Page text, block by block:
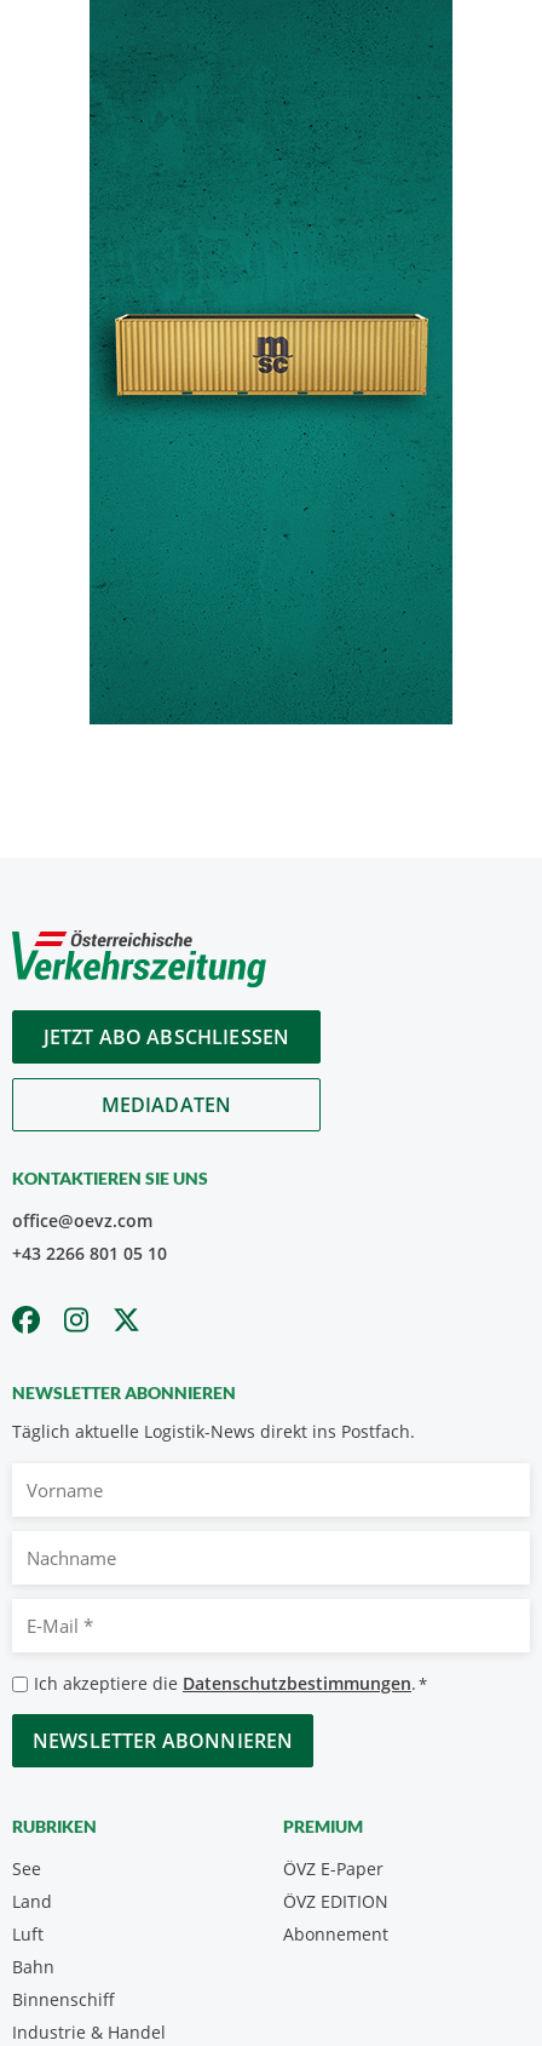
JETZT ABO ABSCHLIESSEN
MEDIADATEN
KONTAKTIEREN SIE UNS
office@oevz.com
+43 2266 801 05 10
NEWSLETTER ABONNIEREN
Täglich aktuelle Logistik-News direkt ins Postfach.
Nachname
Mail
*
Datenschutzbestimmungen
*
Ich akzeptiere die Datenschutzbestimmungen.*
CAPTCHA
RUBRIKEN
See
Land
Luft
Bahn
Binnenschiff
Industrie & Handel
PREMIUM
ÖVZ E-Paper
Abonnement
ÖVZ EDITION